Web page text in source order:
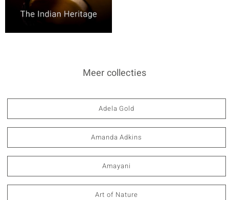
Meer collecties
Adela Gold
Amanda Adkins
Amayani
Art of Nature